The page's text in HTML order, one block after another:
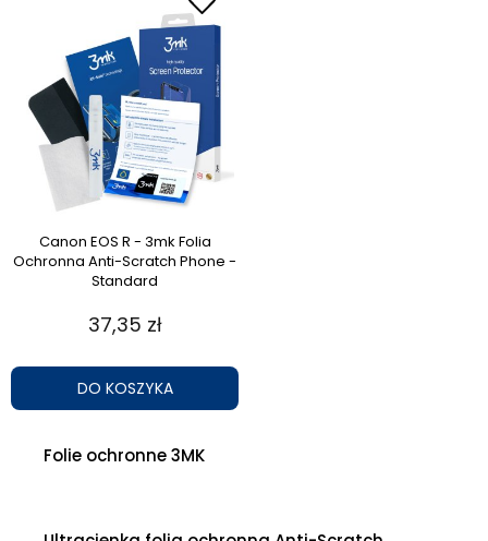
Canon EOS R - 3mk Folia
Ochronna Anti-Scratch Phone -
Standard
37,35 zł
DO KOSZYKA
Folie ochronne 3MK